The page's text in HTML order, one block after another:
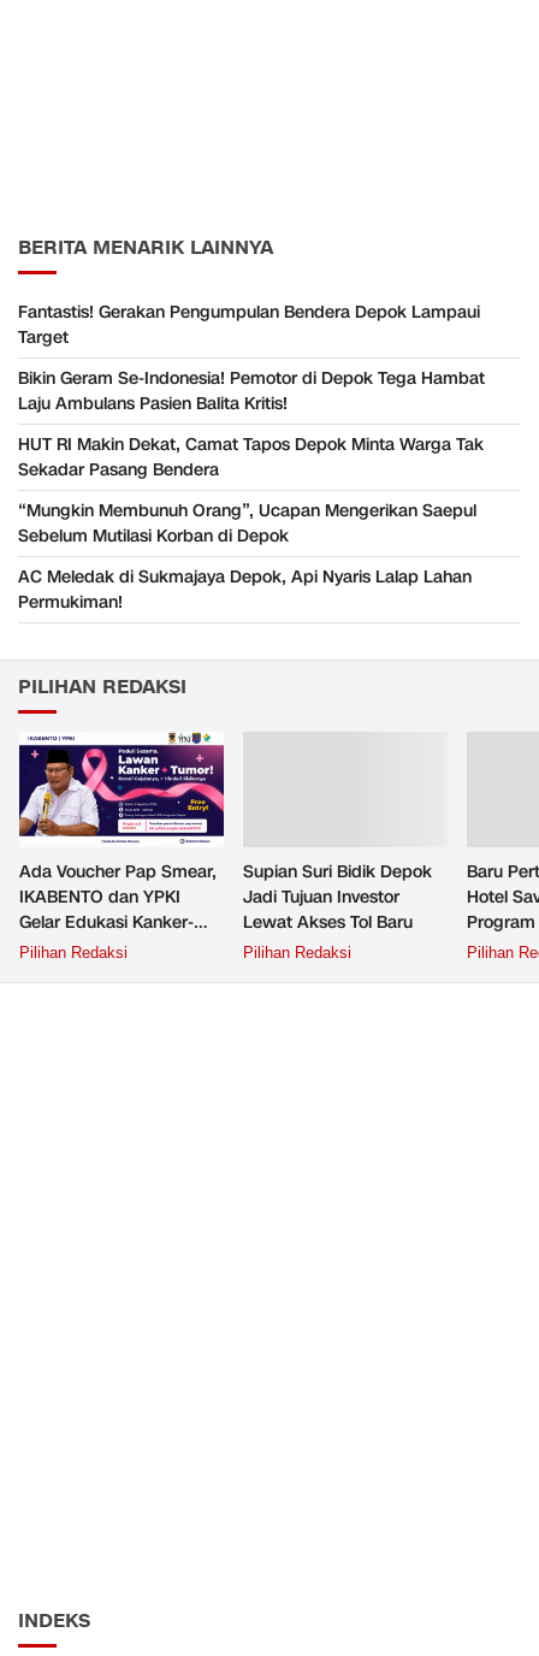
BERITA MENARIK LAINNYA
Fantastis! Gerakan Pengumpulan Bendera Depok Lampaui
Target
Bikin Geram Se-Indonesia! Pemotor di Depok Tega Hambat
Laju Ambulans Pasien Balita Kritis!
HUT RI Makin Dekat, Camat Tapos Depok Minta Warga Tak
Sekadar Pasang Bendera
“Mungkin Membunuh Orang”, Ucapan Mengerikan Saepul
Sebelum Mutilasi Korban di Depok
AC Meledak di Sukmajaya Depok, Api Nyaris Lalap Lahan
Permukiman!
PILIHAN REDAKSI
Ada Voucher Pap Smear,
IKABENTO dan YPKI
Gelar Edukasi Kanker-
Tumor Gratis di Depok
Pilihan Redaksi
Supian Suri Bidik Depok
Jadi Tujuan Investor
Lewat Akses Tol Baru
Pilihan Redaksi
Baru
Hotel
Suri
Pilihan
INDEKS